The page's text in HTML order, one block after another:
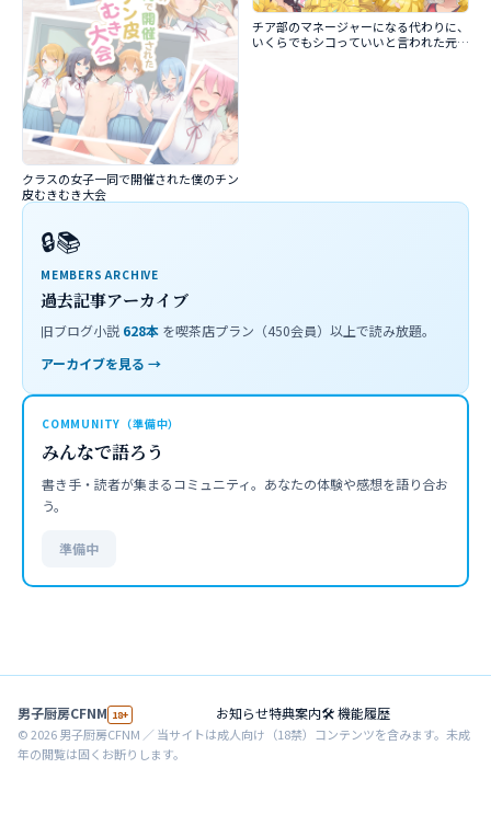
クラスの女子一同で開催された僕のチン
皮むきむき大会
チア部のマネージャーになる代わりに、
いくらでもシコっていいと言われた元盗
🔒📚
MEMBERS ARCHIVE
過去記事アーカイブ
旧ブログ小説 628本 を喫茶店プラン（450会員）以上で読み放題。
アーカイブを見る →
COMMUNITY（準備中）
みんなで語ろう
書き手・読者が集まるコミュニティ。あなたの体験や感想を語り合お
う。
準備中
男子厨房CFNM 18+ お知らせ特典案内🛠 機能履歴
©2026男子厨房CFNM ／ 当サイトは成人向け（18禁）コンテンツを含みます。未成
年の閲覧は固くお断りします。